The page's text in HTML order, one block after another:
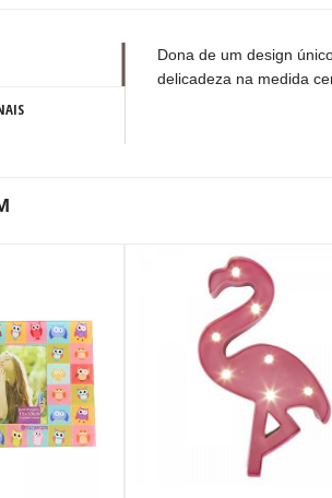
Dona de um design
delicadeza na medida